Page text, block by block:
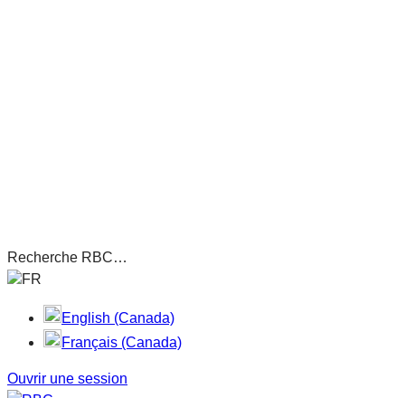
Recherche RBC…
FR
English (Canada)
Français (Canada)
Ouvrir une session